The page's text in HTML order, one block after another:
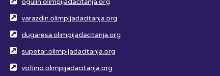
ogulin.olimpijadacitanja.org
varazdin.olimpijadacitanja.org
dugaresa.olimpijadacitanja.org
supetar.olimpijadacitanja.org
voltino.olimpijadacitanja.org